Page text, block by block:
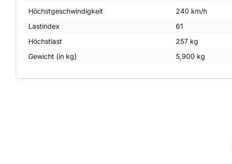
Höchstgeschwindigkeit
240 km/h
Lastindex
61
Höchstlast
257 kg
Gewicht (in kg)
5,900 kg